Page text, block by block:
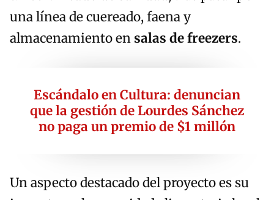
una línea de cuereado, faena y
almacenamiento en salas de freezers.
Escándalo en Cultura: denuncian
que la gestión de Lourdes Sánchez
no paga un premio de $1 millón
Un aspecto destacado del proyecto es su